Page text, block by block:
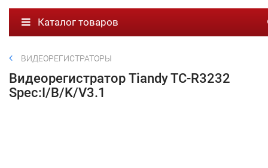
Каталог товаров
ВИДЕОРЕГИСТРАТОРЫ
Видеорегистратор Tiandy TC-R3232
Spec:I/B/K/V3.1